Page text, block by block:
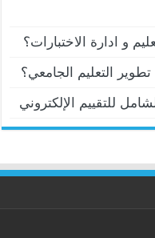
و ادارة الاختبارات؟
التعليم الجامعي؟
للتقييم الإلكتروني